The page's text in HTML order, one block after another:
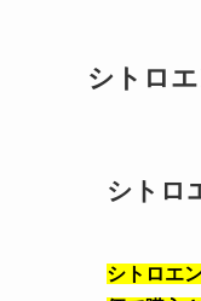
シトロ
シトロ
シトロエ